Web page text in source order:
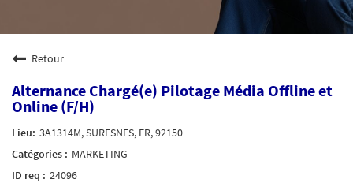
Retour
Alternance Chargé(e) Pilotage Média Offline et
Online (F/H)
3A1314M, SURESNES, FR, 92150
MARKETING
24096